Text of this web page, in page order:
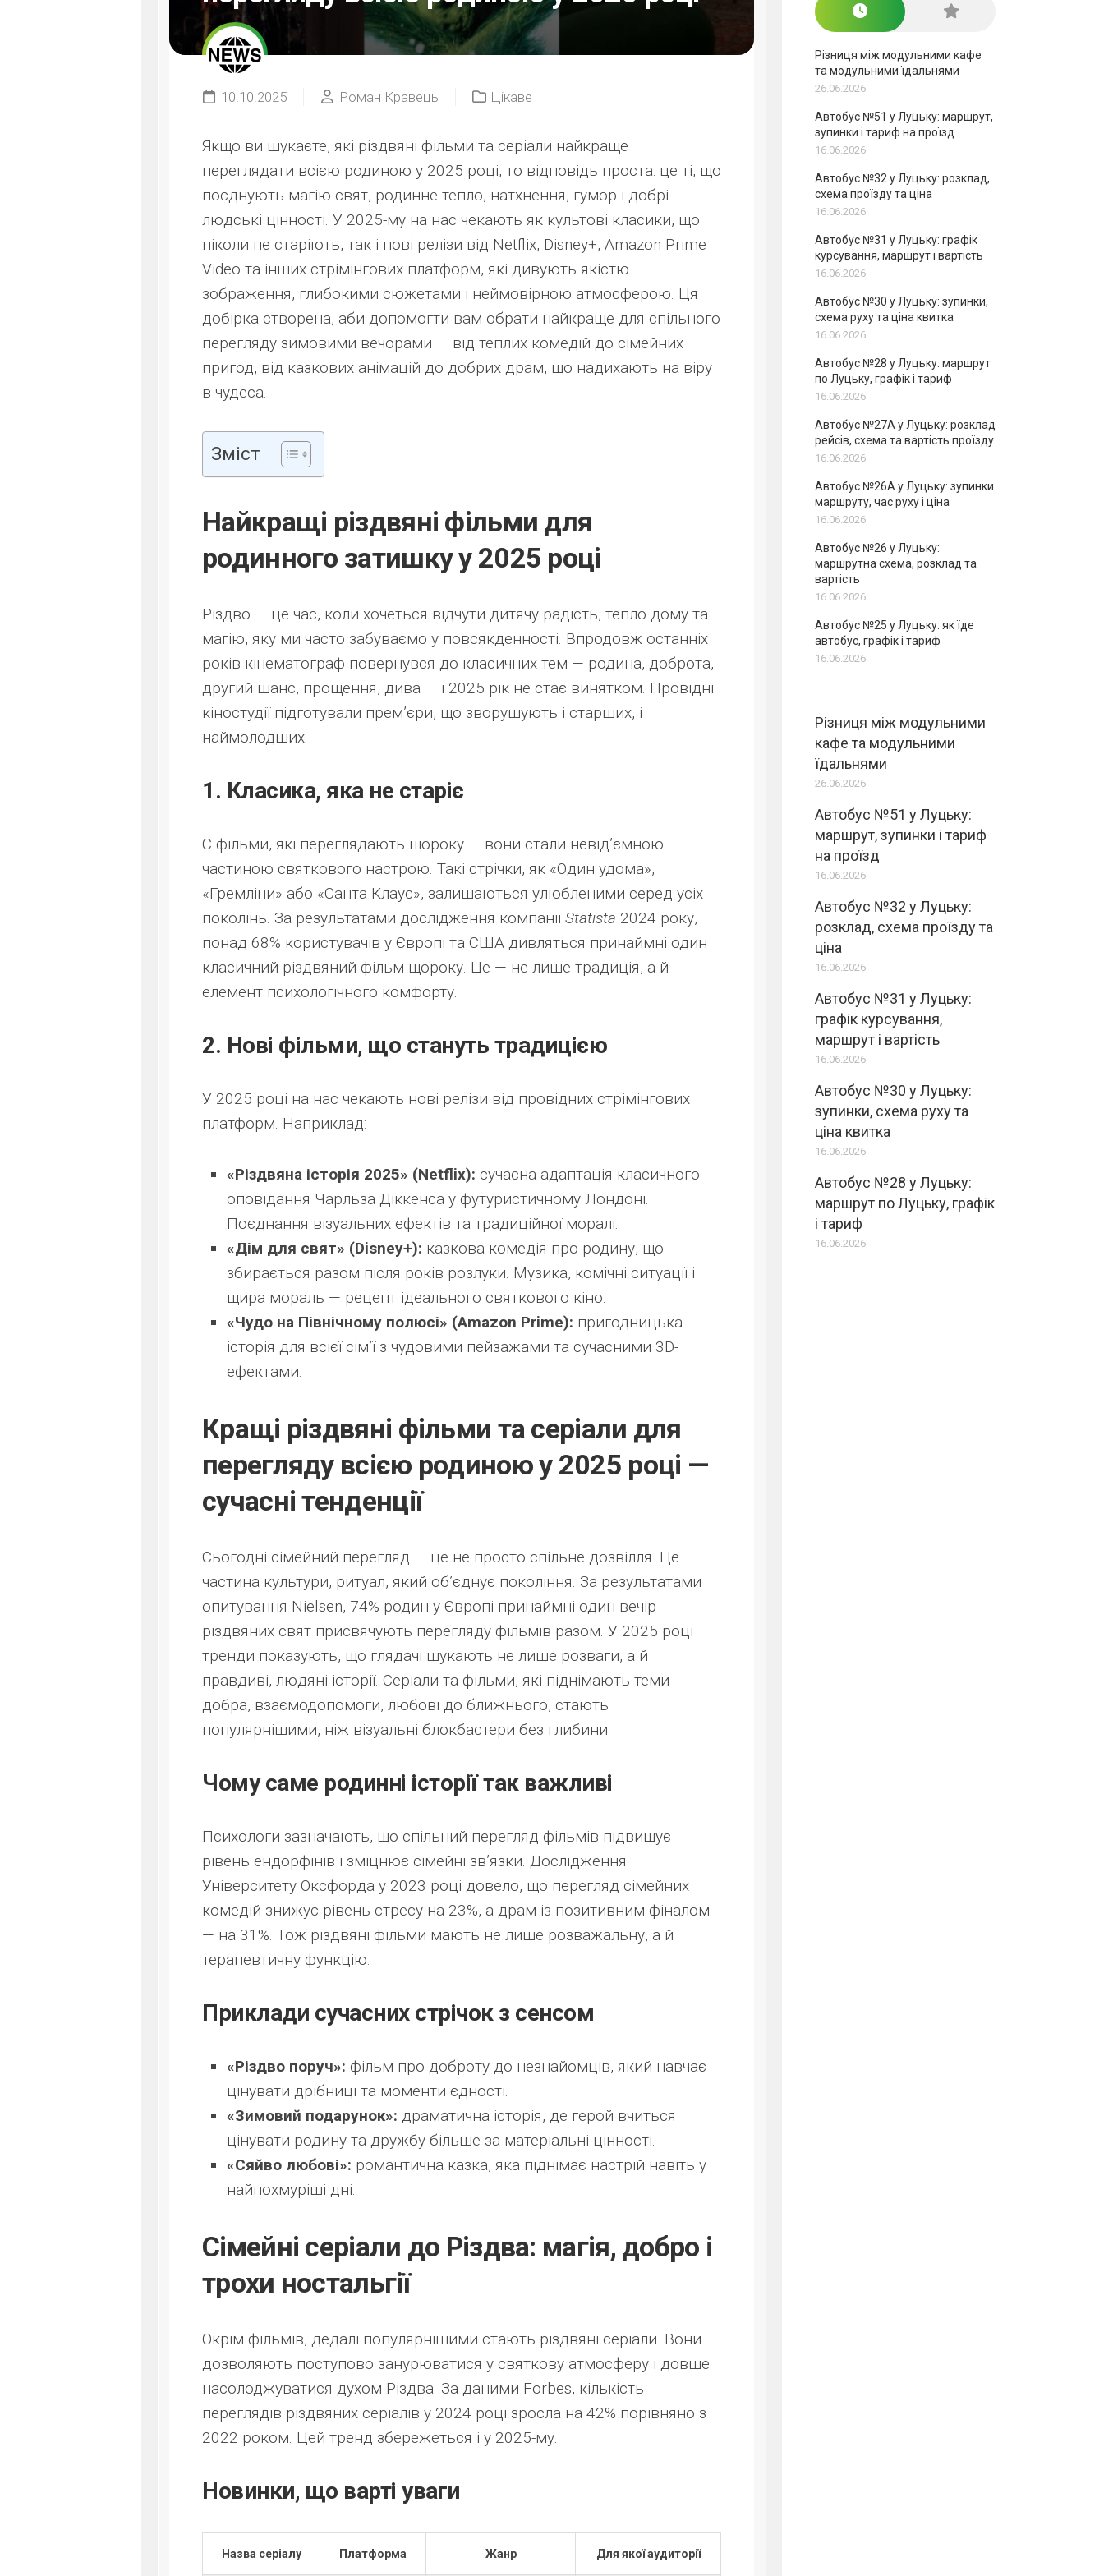
10.10.2025 Роман Кравець Цікаве
Якщо ви шукаєте, які різдвяні фільми та серіали найкраще
переглядати всією родиною у 2025 році, то відповідь проста: це ті, що
поєднують магію свят, родинне тепло, натхнення, гумор і добрі
людські цінності. У 2025-му на нас чекають як культові класики, що
ніколи не старіють, так і нові релізи від Netflix, Disney+, Amazon Prime
Video та інших стрімінгових платформ, які дивують якістю
зображення, глибокими сюжетами і неймовірною атмосферою. Ця
добірка створена, аби допомогти вам обрати найкраще для спільного
перегляду зимовими вечорами — від теплих комедій до сімейних
пригод, від казкових анімацій до добрих драм, що надихають на віру
в чудеса.
Зміст
Найкращі різдвяні фільми для
родинного затишку у 2025 році
Різдво — це час, коли хочеться відчути дитячу радість, тепло дому та
магію, яку ми часто забуваємо у повсякденності. Впродовж останніх
років кінематограф повернувся до класичних тем — родина, доброта,
другий шанс, прощення, дива — і 2025 рік не стає винятком. Провідні
кіностудії підготували прем’єри, що зворушують і старших, і
наймолодших.
1. Класика, яка не старіє
Є фільми, які переглядають щороку — вони стали невід’ємною
частиною святкового настрою. Такі стрічки, як «Один удома»,
«Гремліни» або «Санта Клаус», залишаються улюбленими серед усіх
поколінь. За результатами дослідження компаніїStatista 2024 року,
понад 68% користувачів у Європі та США дивляться принаймні один
класичний різдвяний фільм щороку. Це — не лише традиція, а й
елемент психологічного комфорту.
2. Нові фільми, що стануть традицією
У 2025 році на нас чекають нові релізи від провідних стрімінгових
платформ. Наприклад:
«Різдвяна історія 2025» (Netflix): сучасна адаптація класичного
оповідання Чарльза Діккенса у футуристичному Лондоні.
Поєднання візуальних ефектів та традиційної моралі.
«Дім для свят» (Disney+): казкова комедія про родину, що
збирається разом після років розлуки. Музика, комічні ситуації і
щира мораль — рецепт ідеального святкового кіно.
«Чудо на Північному полюсі» (Amazon Prime): пригодницька
історія для всієї сім’ї з чудовими пейзажами та сучасними 3D-
ефектами.
Кращі різдвяні фільми та серіали для
перегляду всією родиною у 2025 році —
сучасні тенденції
Сьогодні сімейний перегляд — це не просто спільне дозвілля. Це
частина культури, ритуал, який об’єднує покоління. За результатами
опитування Nielsen, 74% родин у Європі принаймні один вечір
різдвяних свят присвячують перегляду фільмів разом. У 2025 році
тренди показують, що глядачі шукають не лише розваги, а й
правдиві, людяні історії. Серіали та фільми, які піднімають теми
добра, взаємодопомоги, любові до ближнього, стають
популярнішими, ніж візуальні блокбастери без глибини.
Чому саме родинні історії так важливі
Психологи зазначають, що спільний перегляд фільмів підвищує
рівень ендорфінів і зміцнює сімейні зв’язки. Дослідження
Університету Оксфорда у 2023 році довело, що перегляд сімейних
комедій знижує рівень стресу на 23%, а драм із позитивним фіналом
— на 31%. Тож різдвяні фільми мають не лише розважальну, а й
терапевтичну функцію.
Приклади сучасних стрічок з сенсом
«Різдво поруч»: фільм про доброту до незнайомців, який навчає
цінувати дрібниці та моменти єдності.
«Зимовий подарунок»: драматична історія, де герой вчиться
цінувати родину та дружбу більше за матеріальні цінності.
«Сяйво любові»: романтична казка, яка піднімає настрій навіть у
найпохмуріші дні.
Сімейні серіали до Різдва: магія, добро і
трохи ностальгії
Окрім фільмів, дедалі популярнішими стають різдвяні серіали. Вони
дозволяють поступово занурюватися у святкову атмосферу і довше
насолоджуватися духом Різдва. За даними Forbes, кількість
переглядів різдвяних серіалів у 2024 році зросла на 42% порівняно з
2022 роком. Цей тренд збережеться і у 2025-му.
Новинки, що варті уваги
Назва серіалу Платформа Жанр Для якої аудиторії
Різниця між модульними кафе
та модульними їдальнями
26.06.2026
Автобус №51 у Луцьку: маршрут,
зупинки і тариф на проїзд
16.06.2026
Автобус №32 у Луцьку: розклад,
схема проїзду та ціна
16.06.2026
Автобус №31 у Луцьку: графік
курсування, маршрут і вартість
16.06.2026
Автобус №30 у Луцьку: зупинки,
схема руху та ціна квитка
16.06.2026
Автобус №28 у Луцьку: маршрут
по Луцьку, графік і тариф
16.06.2026
Автобус №27А у Луцьку: розклад
рейсів, схема та вартість проїзду
16.06.2026
Автобус №26А у Луцьку: зупинки
маршруту, час руху і ціна
16.06.2026
Автобус №26 у Луцьку:
маршрутна схема, розклад та
вартість
16.06.2026
Автобус №25 у Луцьку: як їде
автобус, графік і тариф
16.06.2026
Різниця між модульними
кафе та модульними
їдальнями
26.06.2026
Автобус №51 у Луцьку:
маршрут, зупинки і тариф
на проїзд
16.06.2026
Автобус №32 у Луцьку:
розклад, схема проїзду та
ціна
16.06.2026
Автобус №31 у Луцьку:
графік курсування,
маршрут і вартість
16.06.2026
Автобус №30 у Луцьку:
зупинки, схема руху та
ціна квитка
16.06.2026
Автобус №28 у Луцьку:
маршрут по Луцьку, графік
і тариф
16.06.2026